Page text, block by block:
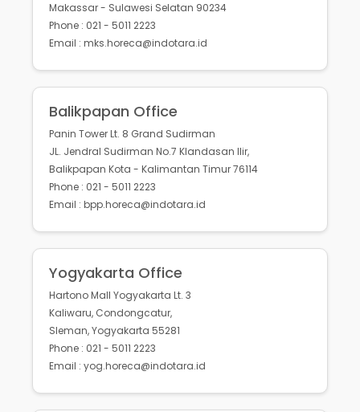
Makassar - Sulawesi Selatan 90234
Phone : 021 - 5011 2223
Email : mks.horeca@indotara.id
Balikpapan Office
Panin Tower Lt. 8 Grand Sudirman
JL. Jendral Sudirman No.7 Klandasan Ilir,
Balikpapan Kota - Kalimantan Timur 76114
Phone : 021 - 5011 2223
Email : bpp.horeca@indotara.id
Yogyakarta Office
Hartono Mall Yogyakarta Lt. 3
Kaliwaru, Condongcatur,
Sleman, Yogyakarta 55281
Phone : 021 - 5011 2223
Email : yog.horeca@indotara.id